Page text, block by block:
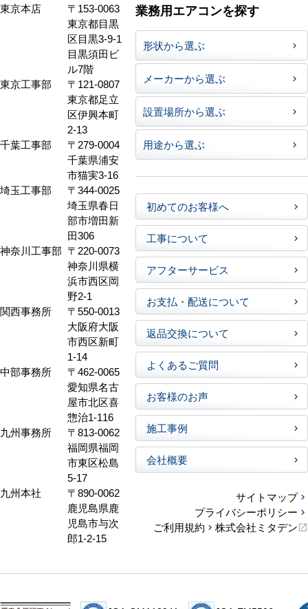
東京本店
〒153-0063
東京都目黒
区目黒3-9-1
目黒須田ビ
ル7階
東京工事部
〒121-0807
東京都足立
区伊興本町
2-13
千葉工事部
〒279-0004
千葉県浦安
市猫実3-16
埼玉工事部
〒344-0025
埼玉県春日
部市増田新
田306
神奈川工事部 〒220-0073
神奈川県横
浜市西区岡
野2-1
関西事務所
〒550-0013
大阪府大阪
市西区新町
1-14
中部事務所
〒462-0065
愛知県名古
屋市北区喜
惣治1-116
九州事務所
〒813-0062
福岡県福岡
市東区松島
5-17
九州本社
〒890-0062
鹿児島県鹿
児島市与次
郎1-2-15
業務用エアコンを探す
形状から選ぶ
メーカーから選ぶ
設置場所から選ぶ
用途から選ぶ
初めてのお客様へ
工事について
アフターサービス
お支払・配送について
返品交換について
よくあるご質問
お客様のお声
施工事例
会社概要
サイトマップ
プライバシーポリシー
ご利用規約
株式会社ミタデン